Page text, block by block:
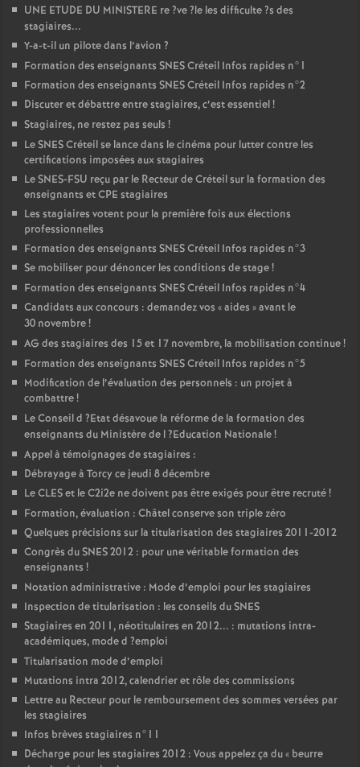
UNE ETUDE DU MINISTERE re?ve?le les difficulte?s des
stagiaires...
Y-a-t-il un pilote dans l’avion ?
Formation des enseignants SNESCréteil Infos rapides n°1
Formation des enseignants SNESCréteil Infos rapides n°2
Discuter et débattre entre stagiaires, c’est essentiel!
Stagiaires, ne restez pas seuls !
LeSNESCréteil se lance dans le cinéma pour lutter contre les
certifications imposées aux stagiaires
LeSNES-FSU reçu par le Recteur de Créteil sur la formation des
enseignants etCPE stagiaires
Les stagiaires votent pour la première fois aux élections
professionnelles
Formation des enseignants SNESCréteil Infos rapides n°3
Se mobiliser pour dénoncer les conditions de stage!
Formation des enseignants SNESCréteil Infos rapides n°4
Candidats aux concours : demandez vos «aides » avant le
30 novembre!
AG des stagiaires des 15 et 17 novembre, la mobilisation continue!
Formation des enseignants SNESCréteil Infos rapides n°5
Modification de l’évaluation des personnels : un projet à
combattre!
Le Conseil d ?Etat désavoue la réforme de la formation des
enseignants du Ministère de l?Education Nationale!
Appel à témoignages de stagiaires :
Débrayage à Torcy ce jeudi 8 décembre
LeCLESet le C2i2e ne doivent pas être exigés pour être recruté!
Formation, évaluation : Châtel conserve son triple zéro
Quelques précisions sur la titularisation des stagiaires 2011-2012
Congrès duSNES2012 : pour une véritable formation des
enseignants !
Notation administrative : Mode d’emploi pour les stagiaires
Inspection de titularisation : les conseils duSNES
Stagiaires en 2011, néotitulaires en 2012... : mutations intra-
académiques, mode d ?emploi
Titularisation mode d’emploi
Mutations intra 2012, calendrier et rôle des commissions
Lettre au Recteur pour le remboursement des sommes versées par
les stagiaires
Infos brèves stagiaires n°11
Décharge pour les stagiaires 2012 : Vous appelez ça du « beurre